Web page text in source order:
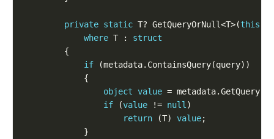
private static T? GetQueryOrNull<T>(this
where T : struct
if
object value
if (value != null
return (T) value